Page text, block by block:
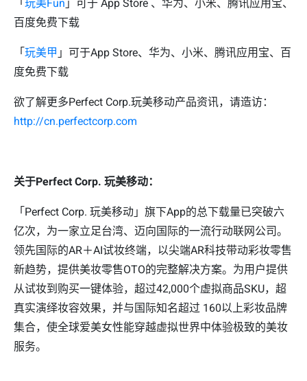
「玩美Fun 」可于 App Store 、华为、小米、腾讯应用宝、
百度免费下载
「玩美甲 」可于App Store、华为、小米、腾讯应用宝、百
度免费下载
欲了解更多Perfect Corp.玩美移动产品资讯，请造访：
http://cn.perfectcorp.com
关于Perfect Corp. 玩美移动：
「Perfect Corp. 玩美移动」旗下App的总下载量已突破六
亿次，为一家立足台湾、迈向国际的一流行动联网公司。
领先国际的AR＋AI试妆终端，以尖端AR科技带动彩妆零售
新趋势，提供美妆零售OTO的完整解决方案。为用户提供
从试妆到购买一键体验，超过42,000个虚拟商品SKU，超
真实演绎妆容效果，并与国际知名超过 160以上彩妆品牌
集合，使全球爱美女性能穿越虚拟世界中体验极致的美妆
服务。